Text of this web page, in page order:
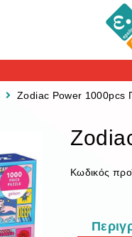
Zodiac Power 1000pcs
Κωδικός